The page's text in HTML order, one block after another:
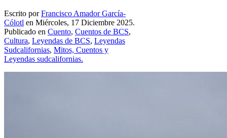
Escrito porFrancisco Amador García-
Cólotl en Miércoles, 17 Diciembre 2025.
Publicado en Cuento, Cuentos de BCS,
Cultura, Leyendas de BCS, Leyendas
Sudcalifornias, Mitos, Cuentos y
Leyendas sudcalifornias.